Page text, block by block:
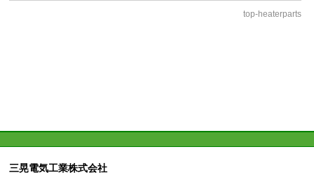
top-heaterparts
三晃電気工業株式会社